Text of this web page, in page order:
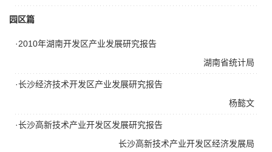
园区篇
湖南省统计局
·2010年湖南开发区产业发展研究报告
杨懿文
·长沙经济技术开发区产业发展研究报告
长沙高新技术产业开发区经济发展局
·长沙高新技术产业开发区发展研究报告